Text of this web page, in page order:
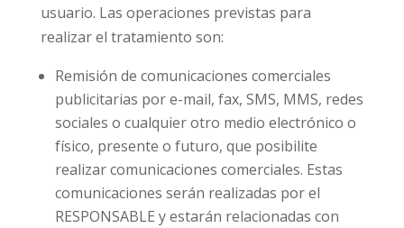
usuario. Las operaciones previstas para
realizar el tratamiento son:
Remisión de comunicaciones comerciales
publicitarias por e-mail, fax, SMS, MMS, redes
sociales o cualquier otro medio electrónico o
físico, presente o futuro, que posibilite
realizar comunicaciones comerciales. Estas
comunicaciones serán realizadas por el
RESPONSABLE y estarán relacionadas con